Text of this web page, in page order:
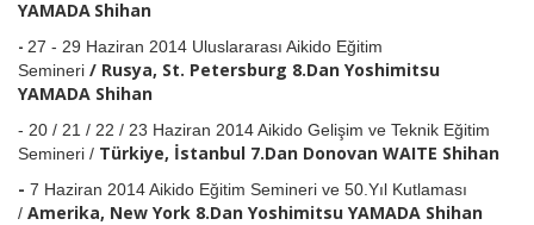
YAMADA Shihan
- 27 - 29 Haziran 2014 Uluslararası Aikido Eğitim
Semineri / Rusya, St. Petersburg 8.Dan Yoshimitsu
YAMADA Shihan
- 20 / 21 / 22 / 23 Haziran 2014 Aikido Gelişim ve Teknik Eğitim
Semineri / Türkiye, İstanbul 7.Dan Donovan WAITE Shihan
- 7 Haziran 2014 Aikido Eğitim Semineri ve 50.Yıl Kutlaması
/ Amerika, New York 8.Dan Yoshimitsu YAMADA Shihan